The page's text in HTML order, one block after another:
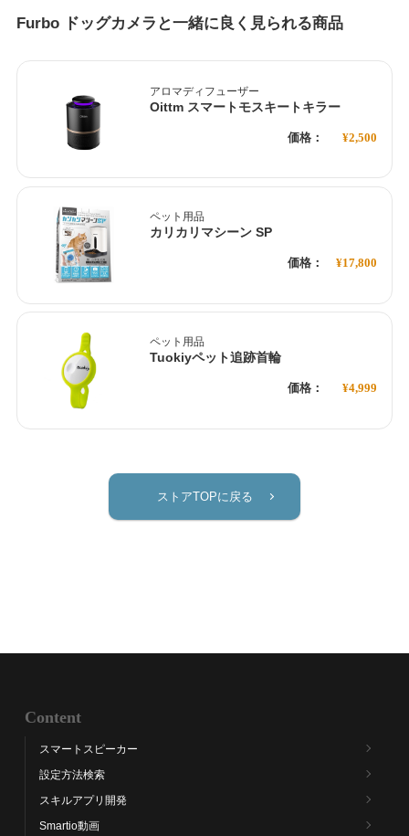
Furbo ドッグカメラと一緒に良く見られる商品
アロマディフューザー
Oittm スマートモスキートキラー
価格： ¥2,500
ペット用品
カリカリマシーン SP
価格： ¥17,800
ペット用品
Tuokiyペット追跡首輪
価格： ¥4,999
ストアTOPに戻る
Content
スマートスピーカー
設定方法検索
スキルアプリ開発
Smartio動画